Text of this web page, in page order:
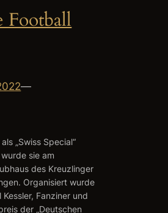
Football
—
„Swiss Special“
sie am
des Kreuzlinger
Organisiert wurde
Fanziner und
der „Deutschen